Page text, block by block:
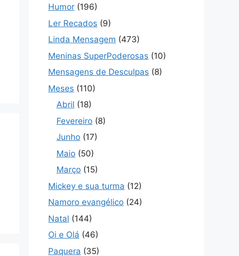
Humor (196)
Ler Recados (9)
Linda Mensagem (473)
Meninas SuperPoderosas (10)
Mensagens de Desculpas (8)
Meses (110)
Abril (18)
Fevereiro (8)
Junho (17)
Maio (50)
Março (15)
Mickey e sua turma (12)
Namoro evangélico (24)
Natal (144)
Oi e Olá (46)
Paquera (35)